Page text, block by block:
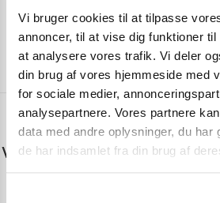
Vi bruger cookies til at tilpasse
annoncer, til at vise dig funktioner
at analysere vores trafik. Vi deler
din brug af vores hjemmeside med
for sociale medier,
analysepartnere. Vores partnere
data med andre oplysninger, du har
de har indsamlet fra din brug af
Har du spørgsmål eller
Vi er lige her. Kundeservice